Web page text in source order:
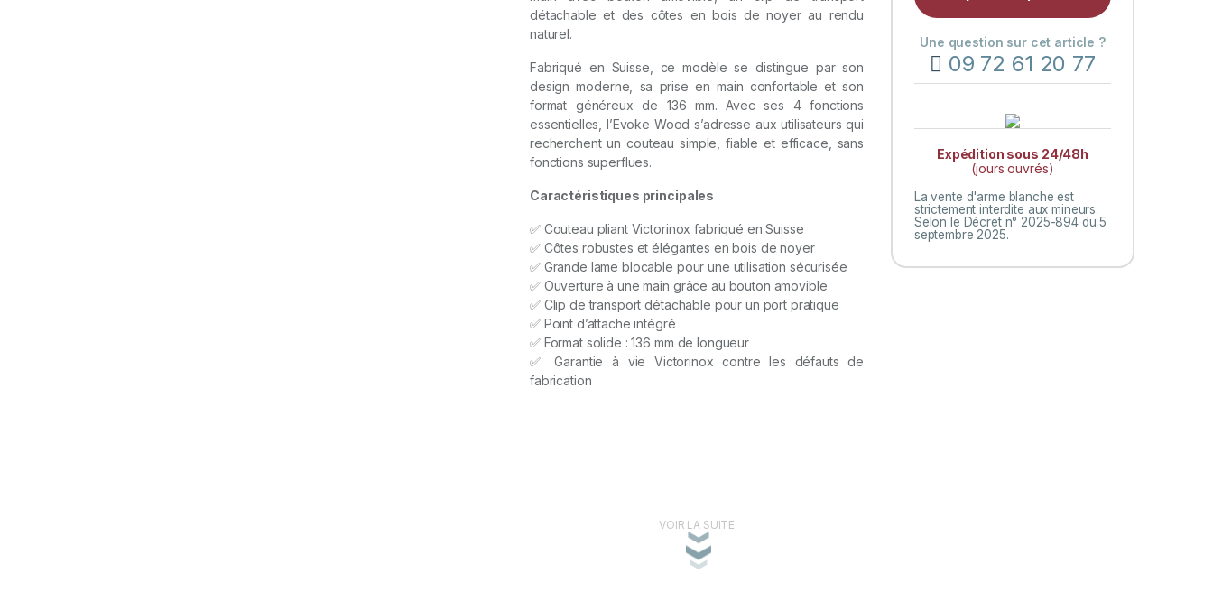
détachable et des côtes en bois de noyer au rendu
naturel.
Fabriqué en Suisse, ce modèle se distingue par son
design moderne, sa prise en main confortable et son
format généreux de 136 mm. Avec ses 4 fonctions
essentielles, l’Evoke Wood s’adresse aux utilisateurs qui
recherchent un couteau simple, fiable et efficace, sans
fonctions superflues.
Caractéristiques principales
✅ Couteau pliant Victorinox fabriqué en Suisse
✅ Côtes robustes et élégantes en bois de noyer
✅ Grande lame blocable pour une utilisation sécurisée
✅ Ouverture à une main grâce au bouton amovible
✅ Clip de transport détachable pour un port pratique
✅ Point d’attache intégré
✅ Format solide : 136 mm de longueur
✅ Garantie à vie Victorinox contre les défauts de
fabrication
VOIR LA SUITE
Une question sur cet article ?
09 72 61 20 77
Expédition sous 24/48h
(jours ouvrés)
La vente d'arme blanche est
strictement interdite aux mineurs.
Selon le Décret n° 2025-894 du 5
septembre 2025.